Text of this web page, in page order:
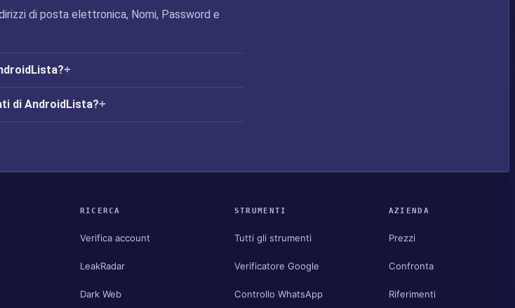
di posta elettronica, Nomi, Password e
di AndroidLista?
RICERCA
Verifica account
LeakRadar
Dark Web
STRUMENTI
Tutti gli strumenti
Verificatore Google
Controllo WhatsApp
AZIENDA
Prezzi
Confronta
Riferimenti